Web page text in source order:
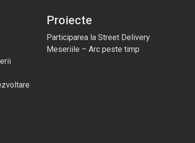
Proiecte
Participarea la Street Delivery
Meseriile – Arc peste timp